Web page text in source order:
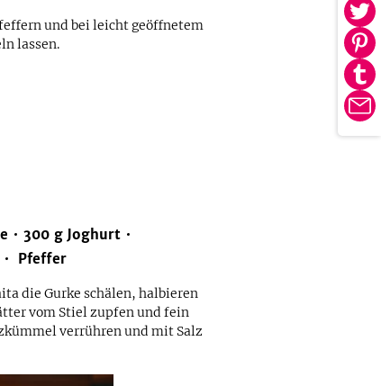
E-
und bei leicht geöffnetem
lassen.
300 g Joghurt
Pfeffer
die Gurke schälen, halbieren
vom Stiel zupfen und fein
verrühren und mit Salz